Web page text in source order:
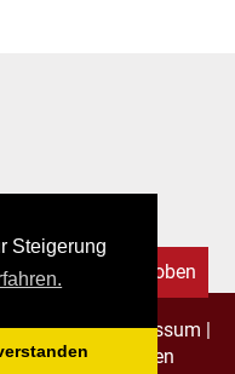
Steigerung
–Impressum |
Nach oben